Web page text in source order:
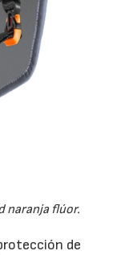
naranja flúor.
de